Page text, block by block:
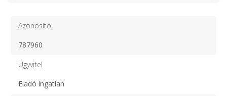
Azonosító
787960
Ügyvitel
Eladó ingatlan